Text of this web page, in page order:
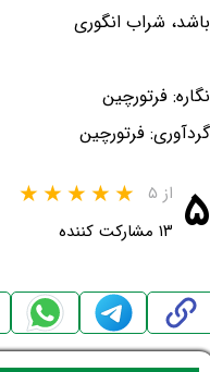
باشد، شراب انگوری
نگاره: فرتورچین
گردآوری: فرتورچین
۵ از ۵
۱۳ مشارکت کننده